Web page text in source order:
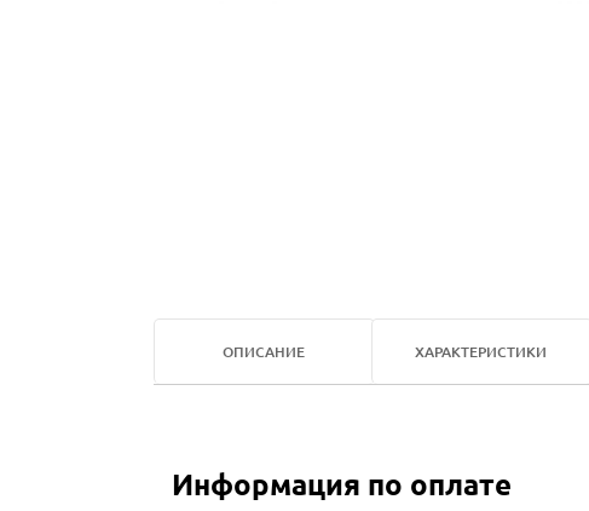
ОПИСАНИЕ ХАРАКТЕРИСТИКИ
Информация по оплате